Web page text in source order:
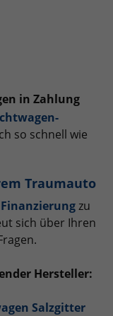
in Zahlung
so schnell wie
Traumauto
Finanzierungzu
sich über Ihren
Hersteller:
Salzgitter